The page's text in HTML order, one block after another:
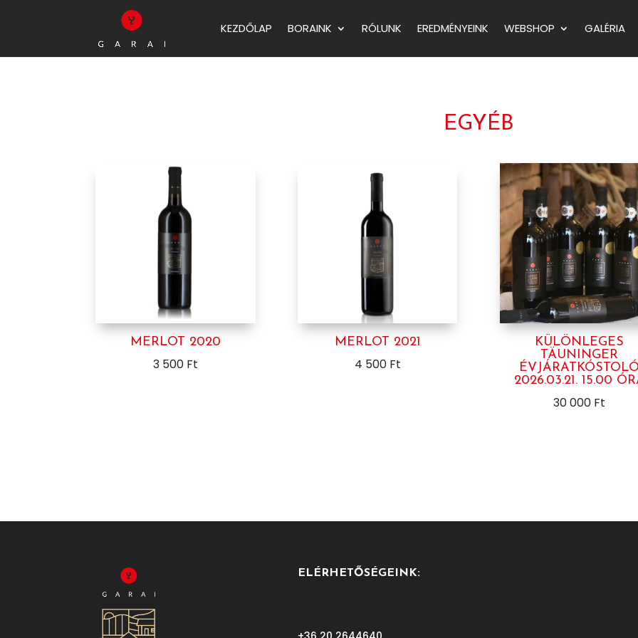
KEZDŐLAP BORAINK RÓLUNK EREDMÉNYEINK WEBSHOP GALÉRIA
EGYÉB
MERLOT 2020
3 500 Ft
MERLOT 2021
4 500 Ft
KÜLÖNLEGES
TÄUNINGER
2026.03.21. 15.00
30 000 Ft
ELÉRHETŐSÉGEINK: